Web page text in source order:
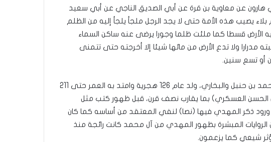
عن أبي هارون عن معاوية بن قرة عن أبي الصديق الناجي عن أبي سعيد
يصيب هذه الأمة حتى لا يجد الرجل ملجأ يلجأ إليه من الظلم
الأرض قسطا كما ملئت ظلما وجورا يرضى عنه ساكن السماء
مدرارا ولا تدع الأرض من مائها شيئا إلا أخرجته حتى تتمنى
أو تسع سنين.
الطريف في الأمر أن عبد الرزاق الصنعاني أستاذ أحمد بن حنبل والبخاري، ولد عام 126 هجرية وامتد به العمر حتى 211
الحسن العسكري) بما يقارب نصف قرن، قبل ظهور كتب مثل
ذكر المهدي فيها (نصا) لنفي المعتقد من أساسه كما كان
الروايات المبشرة بظهور المهدي من آل محمد كانت رائجة منذ
مؤثر شيعي كما يزعمون.